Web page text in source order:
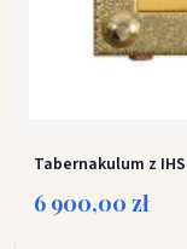
Tabernakulum z
6 900,00 zł